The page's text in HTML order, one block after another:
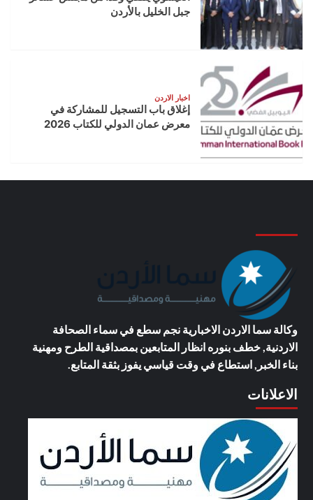
جبل الخليل بالأردن
اخبار الاردن
إغلاق باب التسجيل للمشاركة في
معرض عمان الدولي للكتاب 2026
وكالة سما الاردن الاخباريةنجم سطع في سماء الصحافة
الاردنية, خطف بنوره انظار المتابعين بمصداقية الطرح ومهنية
بناء الخبر, استطاع في وقت قياسي يفوز بثقة المتابع.
الاعلانات